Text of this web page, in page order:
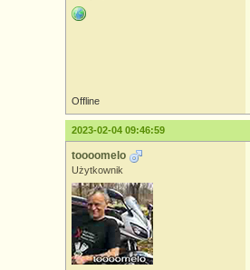
Offline
2023-02-04 09:46:59
toooomelo
Użytkownik